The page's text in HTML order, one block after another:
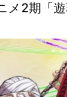
メ2期「